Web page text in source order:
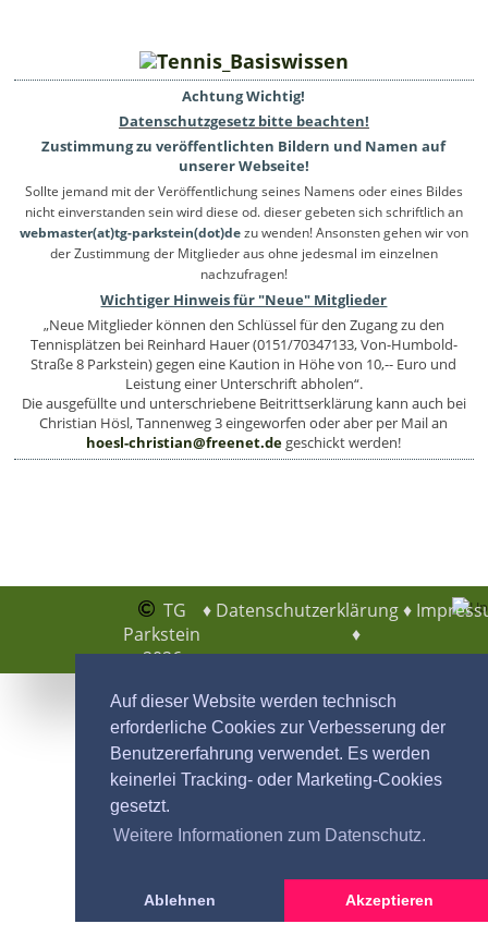
Auf dieser Website werden technisch
erforderliche Cookies zur Verbesserung der
Benutzererfahrung verwendet. Es werden
keinerlei Tracking- oder Marketing-Cookies
gesetzt.
Weitere Informationen zum Datenschutz.
Ablehnen Akzeptieren
Achtung Wichtig!
Datenschutzgesetz bitte beachten!
Zustimmung zu veröffentlichten Bildern und Namen auf
unserer Webseite!
Sollte jemand mit der Veröffentlichung seines Namens oder eines Bildes
nicht einverstanden sein wird diese od. dieser gebeten sich schriftlich an
webmaster(at)tg-parkstein(dot)dezu wenden! Ansonsten gehen wir von
der Zustimmung der Mitglieder aus ohne jedesmal im einzelnen
nachzufragen!
Wichtiger Hinweis für "Neue" Mitglieder
„Neue Mitglieder können den Schlüssel für den Zugang zu den
Tennisplätzen bei Reinhard Hauer (0151/70347133, Von-Humbold-
Straße 8 Parkstein) gegen eine Kaution in Höhe von 10,-- Euro und
Leistung einer Unterschrift abholen“.
Die ausgefüllte und unterschriebene Beitrittserklärung kann auch bei
Christian Hösl, Tannenweg 3 eingeworfen oder aber per Mail an
hoesl-christian@freenet.de geschickt werden!
TG
Parkstein
2026
♦ Datenschutzerklärung♦
♦